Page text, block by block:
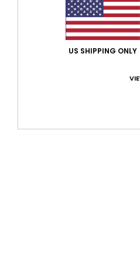
clients
US SHIPPING ONLY